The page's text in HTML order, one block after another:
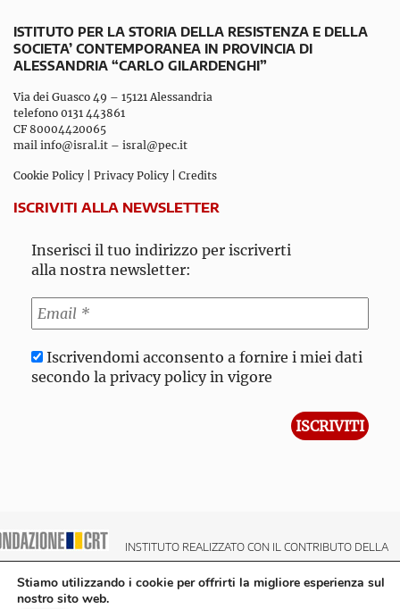
ISTITUTO PER LA STORIA DELLA RESISTENZA E DELLA
SOCIETA’ CONTEMPORANEA IN PROVINCIA DI
ALESSANDRIA “CARLO GILARDENGHI”
Via dei Guasco 49 – 15121 Alessandria
telefono 0131 443861
CF 80004420065
mail info@isral.it – isral@pec.it
Cookie Policy Privacy Policy Credits
ISCRIVITI ALLA NEWSLETTER
Inserisci il tuo indirizzo per iscriverti
alla nostra newsletter:
Iscrivendomi acconsento a fornire i miei dati
secondo la privacy policy in vigore
INSTITUTO REALIZZATO CON IL CONTRIBUTO DELLA
Stiamo utilizzando i cookie per offrirti la migliore esperienza sul
nostro sito web.